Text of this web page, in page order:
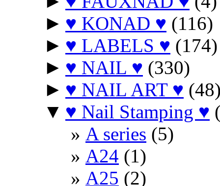
► ♥ KONAD ♥ (116)
► ♥ LABELS ♥ (174)
► ♥ NAIL ♥ (330)
► ♥ NAIL ART ♥
▼ ♥ Nail Stamping ♥
A series (5)
A24 (1)
A25 (2)